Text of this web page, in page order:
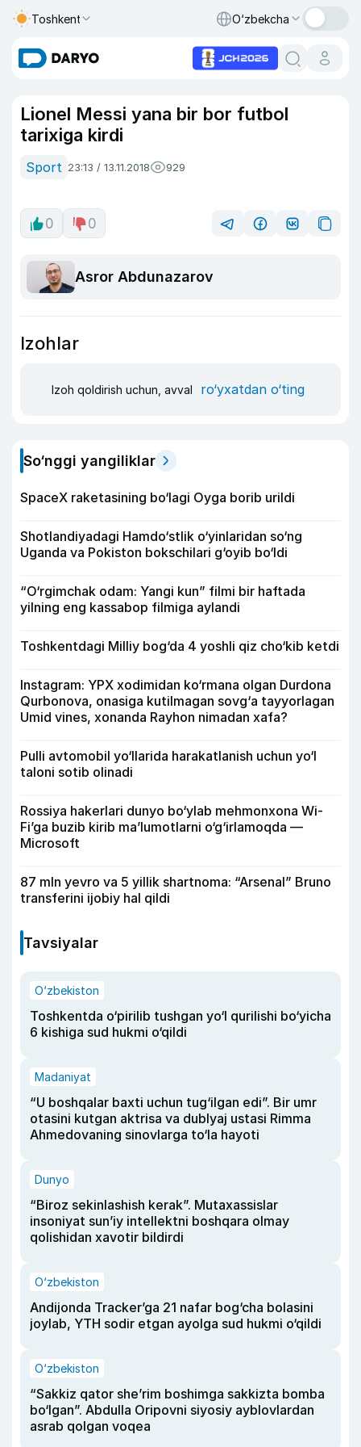
Toshkent O‘zbekcha
Lionel Messi yana bir bor futbol
tarixiga kirdi
Sport 23:13 / 13.11.2018 929
0 0
Asror Abdunazarov
Izohlar
Izoh qoldirish uchun, avval ro‘yxatdan o‘ting
So‘nggi yangiliklar
SpaceX raketasining bo‘lagi Oyga borib urildi
Shotlandiyadagi Hamdo‘stlik o‘yinlaridan so‘ng
Uganda va Pokiston bokschilari g‘oyib bo‘ldi
“O‘rgimchak odam: Yangi kun” filmi bir haftada
yilning eng kassabop filmiga aylandi
Toshkentdagi Milliy bog‘da 4 yoshli qiz cho‘kib ketdi
Instagram: YPX xodimidan ko‘rmana olgan Durdona
Qurbonova, onasiga kutilmagan sovg‘a tayyorlagan
Umid vines, xonanda Rayhon nimadan xafa?
Pulli avtomobil yo‘llarida harakatlanish uchun yo‘l
taloni sotib olinadi
Rossiya hakerlari dunyo bo‘ylab mehmonxona Wi-
Fi’ga buzib kirib ma’lumotlarni o‘g‘irlamoqda —
Microsoft
87 mln yevro va 5 yillik shartnoma: “Arsenal” Bruno
transferini ijobiy hal qildi
Tavsiyalar
O‘zbekiston
Toshkentda o‘pirilib tushgan yo‘l qurilishi bo‘yicha
6 kishiga sud hukmi o‘qildi
Madaniyat
“U boshqalar baxti uchun tug‘ilgan edi”. Bir umr
otasini kutgan aktrisa va dublyaj ustasi Rimma
Ahmedovaning sinovlarga to‘la hayoti
Dunyo
“Biroz sekinlashish kerak”. Mutaxassislar
insoniyat sun’iy intellektni boshqara olmay
qolishidan xavotir bildirdi
O‘zbekiston
Andijonda Tracker’ga 21 nafar bog‘cha bolasini
joylab, YTH sodir etgan ayolga sud hukmi o‘qildi
O‘zbekiston
“Sakkiz qator she’rim boshimga sakkizta bomba
bo‘lgan”. Abdulla Oripovni siyosiy ayblovlardan
asrab qolgan voqea